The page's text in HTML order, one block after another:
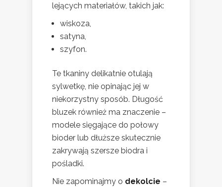
lejących materiałów, takich jak:
wiskoza,
satyna,
szyfon.
Te tkaniny delikatnie otulają
sylwetkę, nie opinając jej w
niekorzystny sposób. Długość
bluzek również ma znaczenie –
modele sięgające do połowy
bioder lub dłuższe skutecznie
zakrywają szersze biodra i
pośladki.
Nie zapominajmy o dekolcie –